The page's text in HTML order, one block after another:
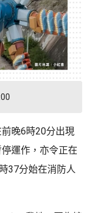
晚6時20分出現
運作，亦令正在
37分始在消防人